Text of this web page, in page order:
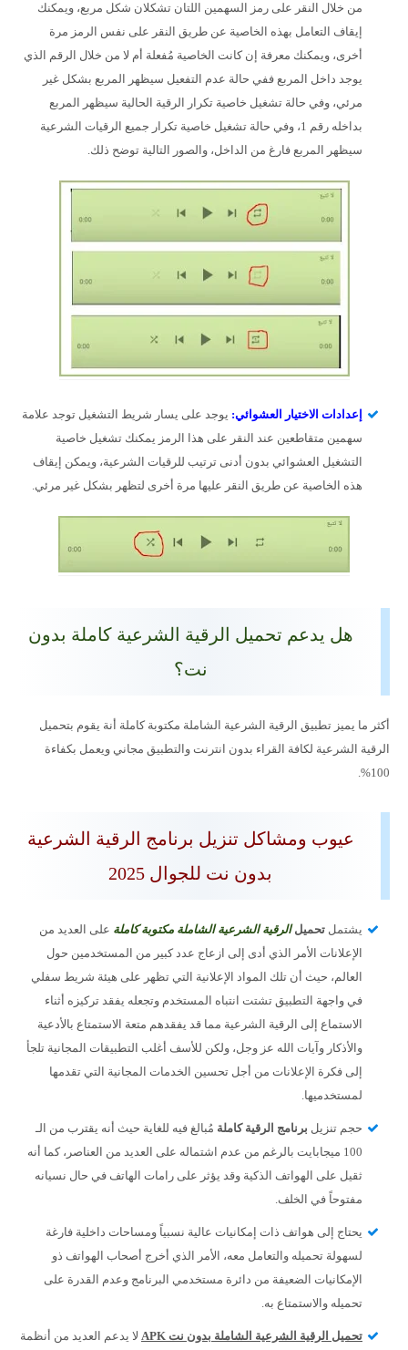
من خلال النقر على رمز السهمين اللتان تشكلان شكل مربع، ويمكنك
إيقاف التعامل بهذه الخاصية عن طريق النقر على نفس الرمز مرة
أخرى، ويمكنك معرفة إن كانت الخاصية مُفعلة أم لا من خلال الرقم الذي
يوجد داخل المربع ففي حالة عدم التفعيل سيظهر المربع بشكل غير
مرئي، وفي حالة تشغيل خاصية تكرار الرقية الحالية سيظهر المربع
بداخله رقم 1، وفي حالة تشغيل خاصية تكرار جميع الرقيات الشرعية
سيظهر المربع فارغ من الداخل، والصور التالية توضح ذلك.
إعدادات الاختيار العشوائي: يوجد على يسار شريط التشغيل توجد علامة
سهمين متقاطعين عند النقر على هذا الرمز يمكنك تشغيل خاصية
التشغيل العشوائي بدون أدنى ترتيب للرقيات الشرعية، ويمكن إيقاف
هذه الخاصية عن طريق النقر عليها مرة أخرى لتظهر بشكل غير مرئي.
هل يدعم تحميل الرقية الشرعية كاملة بدون
نت؟
أكثر ما يميز تطبيق الرقية الشرعية الشاملة مكتوبة كاملة أنة يقوم بتحميل
الرقية الشرعية لكافة القراء بدون انترنت والتطبيق مجاني ويعمل بكفاءة
100%.
عيوب ومشاكل تنزيل برنامج الرقية الشرعية
بدون نت للجوال 2025
يشتمل تحميلالرقية الشرعية الشاملة مكتوبة كاملة على العديد من
الإعلانات الأمر الذي أدى إلى ازعاج عدد كبير من المستخدمين حول
العالم، حيث أن تلك المواد الإعلانية التي تظهر على هيئة شريط سفلي
في واجهة التطبيق تشتت انتباه المستخدم وتجعله يفقد تركيزه أثناء
الاستماع إلى الرقية الشرعية مما قد يفقدهم متعة الاستمتاع بالأدعية
والأذكار وآيات الله عز وجل، ولكن للأسف أغلب التطبيقات المجانية تلجأ
إلى فكرة الإعلانات من أجل تحسين الخدمات المجانية التي تقدمها
لمستخدميها.
حجم تنزيل برنامج الرقية كاملة مُبالغ فيه للغاية حيث أنه يقترب من الـ
100 ميجابايت بالرغم من عدم اشتماله على العديد من العناصر، كما أنه
ثقيل على الهواتف الذكية وقد يؤثر على رامات الهاتف في حال نسيانه
مفتوحاً في الخلف.
يحتاج إلى هواتف ذات إمكانيات عالية نسبياً ومساحات داخلية فارغة
لسهولة تحميله والتعامل معه، الأمر الذي أخرج أصحاب الهواتف ذو
الإمكانيات الضعيفة من دائرة مستخدمي البرنامج وعدم القدرة على
تحميله والاستمتاع به.
تحميل الرقية الشرعية الشاملة بدون نت APK لا يدعم العديد من أنظمة